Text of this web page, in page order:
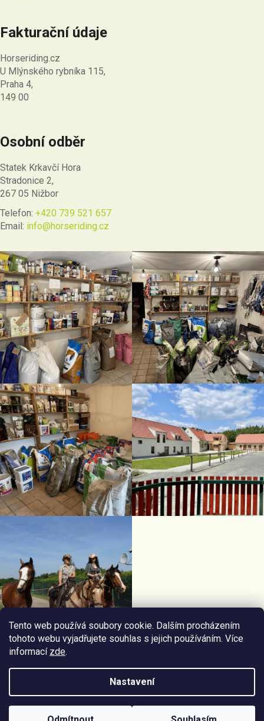
Tento web používá soubory cookie. Dalším procházením
tohoto webu vyjadřujete souhlas s jejich používáním. Více
informací zde.
Nastavení
Fakturační údaje
Horseriding.cz
U Mlýnského rybníka 115,
Praha 4,
149 00
Osobní odběr
Statek Krkavčí Hora
Stradonice 2,
267 05 Nižbor
Telefon: +420 739 521 657
Email: info@horseriding.cz
Vytvořil Shoptetu